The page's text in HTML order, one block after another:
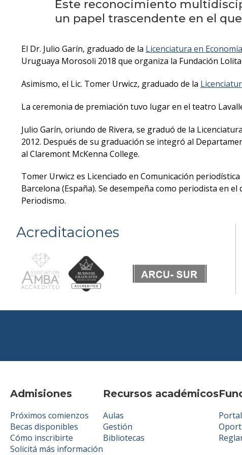
Este reconocimiento
un papel trascendente en el
El Dr. Julio Garín, graduado de la Licenciatura en Economía
Uruguaya Morosoli 2018 que organiza la Fundación
Asimismo, el Lic. Tomer Urwicz, graduado de la
La ceremonia de premiación tuvo lugar en el teatro
Julio Garín, oriundo de Rivera, se graduó de la
2012. Después de su graduación se integró al
al Claremont McKenna College.
Tomer Urwicz es Licenciado en Comunicación
Barcelona (España). Se desempeña como periodista en el
Periodismo.
Acreditaciones
Admisiones
Próximos comienzos
Becas disponibles
Cómo inscribirte
Solicitá más información
Recursos académicos
Aulas
Gestión
Bibliotecas